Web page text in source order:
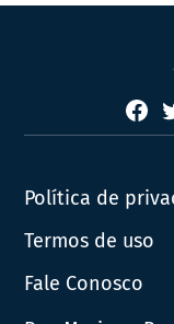
Política de
Termos de uso
Fale Conosco